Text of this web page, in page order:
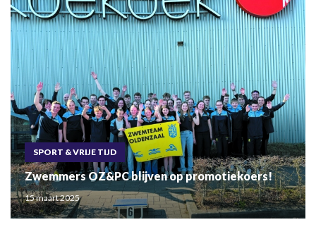
SPORT & VRIJE TIJD
Zwemmers OZ&PC blijven op promotiekoers!
15 maart 2025